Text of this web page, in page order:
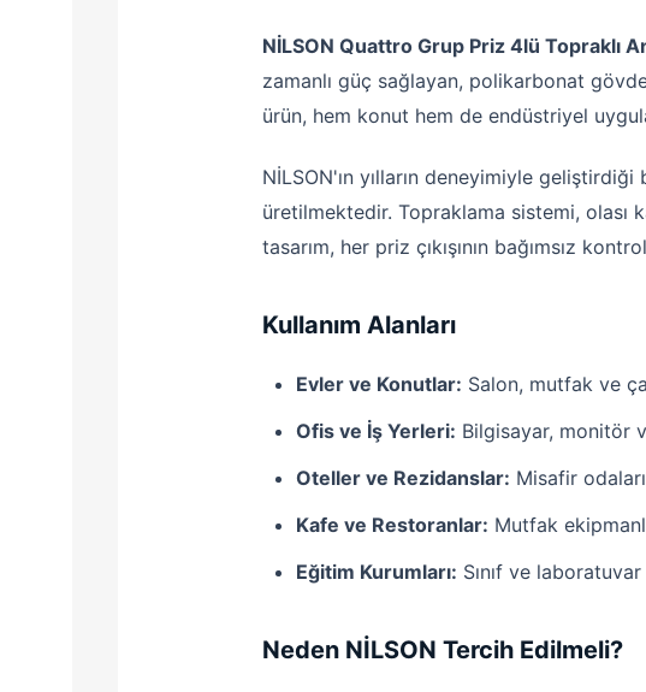
NİLSON Quattro Grup Priz 4lü Topraklı
zamanlı güç sağlayan, polikarbonat
ürün, hem konut hem de endüstriyel
NİLSON'ın yılların deneyimiyle
üretilmektedir. Topraklama sistemi, olası
tasarım, her priz çıkışının bağımsız
Kullanım Alanları
Evler ve Konutlar: Salon, mutfak ve
Ofis ve İş Yerleri: Bilgisayar, monitör
Oteller ve Rezidanslar: Misafir
Kafe ve Restoranlar: Mutfak
Eğitim Kurumları: Sınıf ve
Neden NİLSON Tercih Edilmeli?